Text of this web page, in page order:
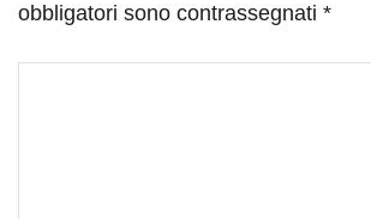
obbligatori sono contrassegnati *